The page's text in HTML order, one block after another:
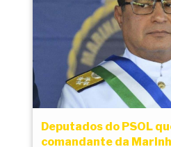
Deputados do PSOL
comandante da